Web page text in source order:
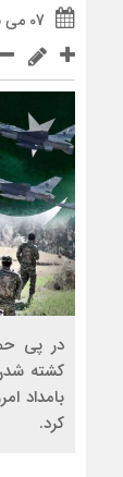
07 می 2025 - 15:03
در پی
کشته
بامداد
کرد.